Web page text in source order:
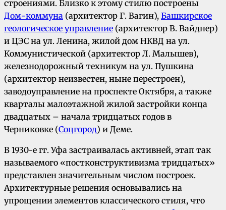
строениями. Близко к этому стилю построены
Дом-коммуна (архитектор Г. Вагин), Башкирское
геологическое управление (архитектор В. Вайднер)
и ЦЭС на ул. Ленина, жилой дом НКВД на ул.
Коммунистической (архитектор Л. Малышев),
железнодорожный техникум на ул. Пушкина
(архитектор неизвестен, ныне перестроен),
заводоуправление на проспекте Октября, а также
кварталы малоэтажной жилой застройки конца
двадцатых – начала тридцатых годов в
Черниковке (Соцгород) и Деме.
В 1930-е гг. Уфа застраивалась активней, этап так
называемого «постконструктивизма тридцатых»
представлен значительным числом построек.
Архитектурные решения основывались на
упрощении элементов классического стиля, что